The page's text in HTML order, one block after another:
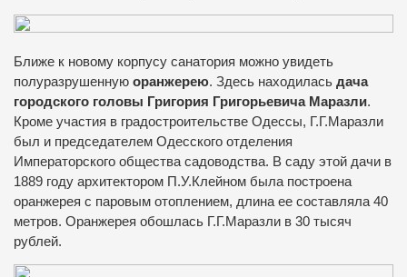
Ближе к новому корпусу санатория можно увидеть
полуразрушенную оранжерею. Здесь находилась дача
городского головы Григория Григорьевича Маразли.
Кроме участия в градостроительстве Одессы, Г.Г.Маразли
был и председателем Одесского отделения
Императорского общества садоводства. В саду этой дачи в
1889 году архитектором П.У.Клейном была построена
оранжерея с паровым отоплением, длина ее составляла 40
метров. Оранжерея обошлась Г.Г.Маразли в 30 тысяч
рублей.